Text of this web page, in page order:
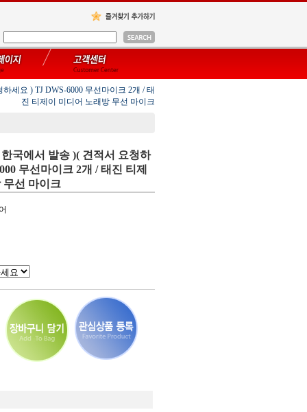
세요 ) TJ DWS-6000 무선마이크 2개 / 태
진 티제이 미디어 노래방 무선 마이크
국에서 발송 )( 견적서 요청하
무선마이크 2개 / 태진 티제
무선 마이크